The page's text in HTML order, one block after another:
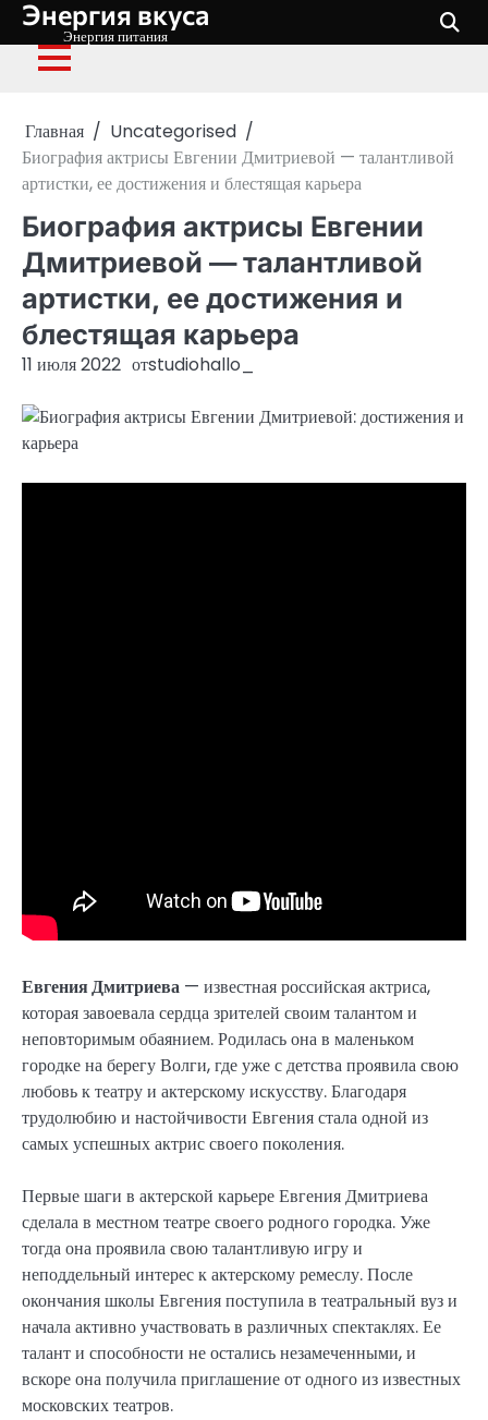
Перейти
содержимому
Энергия вкуса
Энергия питания
Главная
Uncategorised
Биография актрисы Евгении Дмитриевой — талантливой
артистки, ее достижения и блестящая карьера
Биография актрисы Евгении
Дмитриевой — талантливой
артистки, ее достижения и
блестящая карьера
11 июля 2022 отstudiohallo_
Евгения Дмитриева — известная российская актриса,
которая завоевала сердца зрителей своим талантом и
неповторимым обаянием. Родилась она в маленьком
городке на берегу Волги, где уже с детства проявила свою
любовь к театру и актерскому искусству. Благодаря
трудолюбию и настойчивости Евгения стала одной из
самых успешных актрис своего поколения.
Первые шаги в актерской карьере Евгения Дмитриева
сделала в местном театре своего родного городка. Уже
тогда она проявила свою талантливую игру и
неподдельный интерес к актерскому ремеслу. После
окончания школы Евгения поступила в театральный вуз и
начала активно участвовать в различных спектаклях. Ее
талант и способности не остались незамеченными, и
вскоре она получила приглашение от одного из известных
московских театров.